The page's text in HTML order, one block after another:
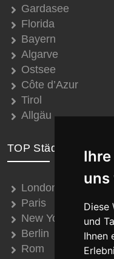
uns
Diese
und
Ihnen
Gardasee
Florida
Bayern
Algarve
Ostsee
Côte d’Azur
Tirol
Allgäu
TOP Städte
London
Paris
New York
Berlin
Rom